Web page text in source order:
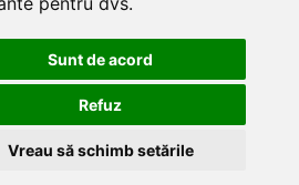
Sunt de acord
Refuz
Vreau să schimb setările
Calor SRL :: Copyright 2021 :: Realizat de